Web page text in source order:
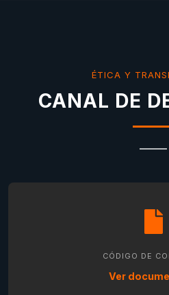
ÉTICA Y
CANAL DE
CÓDIGO DE
Ver